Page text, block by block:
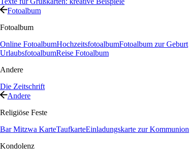
Fotoalbum
Fotoalbum
Online FotoalbumHochzeitsfotoalbumFotoalbum zur Geburt
UrlaubsfotoalbumReise Fotoalbum
Andere
Die Zeitschrift
Andere
Religiöse Feste
Bar Mitzwa KarteTaufkarteEinladungskarte zur Kommunion
Kondolenz